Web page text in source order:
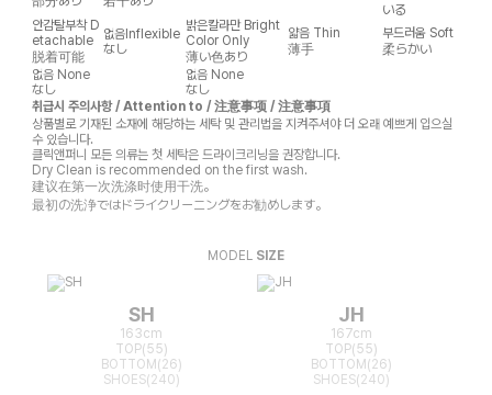
いる
안감탈부착 D
etachable
脱着可能
없음 Inflexible
なし
밝은칼라만 Bright
Color Only
薄い色あり
얇음 Thin
薄手
부드러움 Soft
柔らかい
없음 None
なし
없음 None
なし
취급시 주의사항 / Attention to / 注意事项 / 注意事項
상품별로 기재된 소재에 해당하는 세탁 및 관리법을 지켜주셔야 더 오래 예쁘게 입으실
수 있습니다.
클릭앤퍼니 모든 의류는 첫 세탁은 드라이크리닝을 권장합니다.
Dry Clean is recommended on the first wash.
建议在第一次洗涤时使用干洗。
最初の洗浄ではドライクリーニングをお勧めします。
MODEL SIZE
SH
163cm
TOP(55)
BOTTOM(26)
SHOES(240)
JH
167cm
TOP(55)
BOTTOM(26)
SHOES(240)